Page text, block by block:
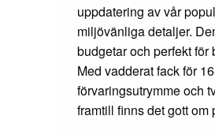
uppdatering av vår
miljövänliga detaljer.
budgetar och perfekt för
Med vadderat fack för
förvaringsutrymme och
framtill finns det gott